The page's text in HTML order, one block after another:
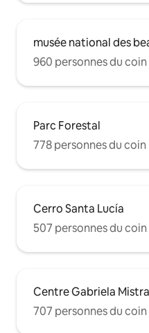
musée national des
960 personnes du
Parc Forestal
778 personnes du
Cerro Santa Lucía
507 personnes du
Centre Gabriela
707 personnes du